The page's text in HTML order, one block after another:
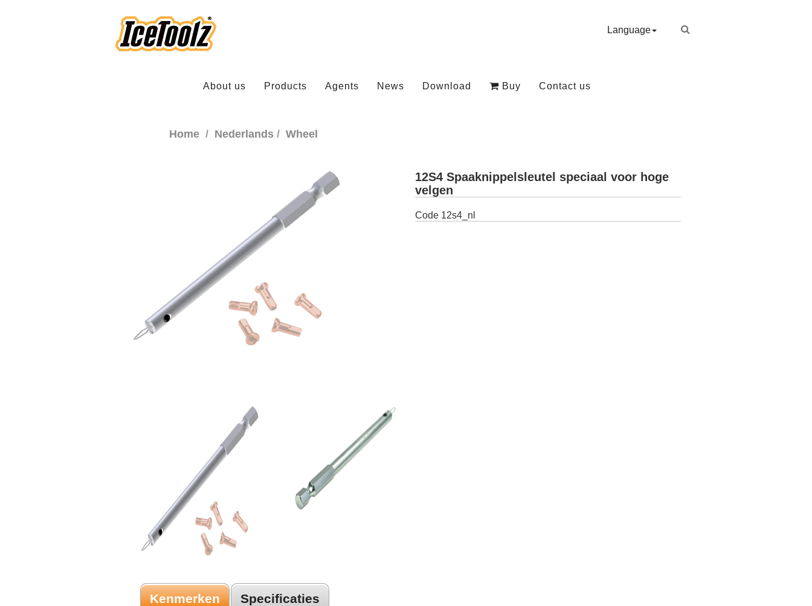
Language
About us Products Agents News Download Buy Contact us
Home Nederlands Wheel
12S4 Spaaknippelsleutel speciaal voor hoge
velgen
Code 12s4_nl
Kenmerken Specificaties